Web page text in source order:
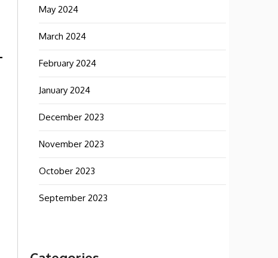
May 2024
March 2024
February 2024
January 2024
December 2023
November 2023
October 2023
September 2023